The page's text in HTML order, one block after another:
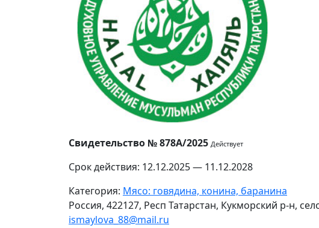
Свидетельство № 878А/2025 Действует
Срок действия: 12.12.2025 — 11.12.2028
Категория: Мясо: говядина, конина, баранина
Россия, 422127, Респ Татарстан, Кукморский р-н,
ismaylova_88@mail.ru